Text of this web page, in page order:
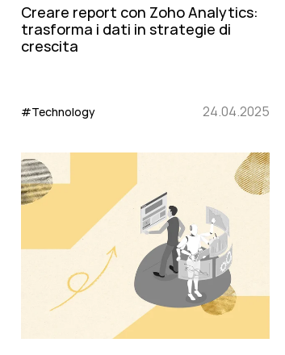
Creare report con Zoho Analytics:
trasforma i dati in strategie di
crescita
#Technology 24.04.2025